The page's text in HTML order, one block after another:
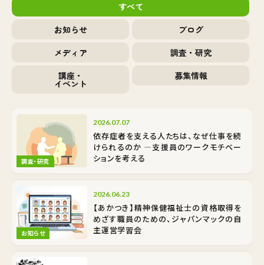
すべて
お知らせ
ブログ
メディア
調査・研究
講座・
イベント
募集情報
調査・研究
2026.07.07
依存症者を支える人たちは、なぜ仕事を続
けられるのか ―支援員のワークモチベー
ションを考える
お知らせ
2026.06.23
【あかつき】精神保健福祉士の資格取得を
めざす職員のための、ジャパンマックの自
主運営学習会